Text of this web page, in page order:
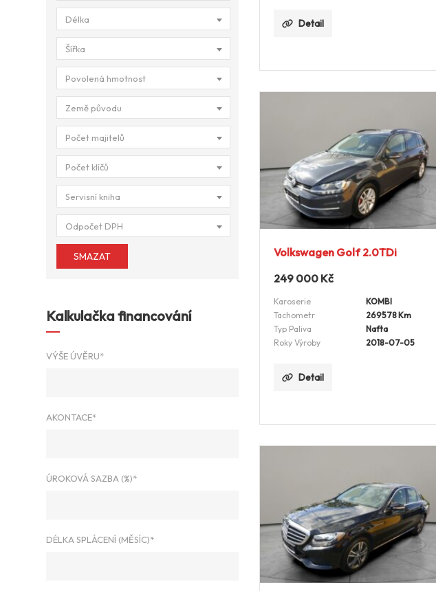
Délka
Šířka
Povolená hmotnost
Země původu
Počet majitelů
Počet klíčů
Servisní kniha
Odpočet DPH
SMAZAT
Kalkulačka financování
VÝŠE ÚVĚRU*
AKONTACE*
ÚROKOVÁ SAZBA (%)*
DÉLKA SPLÁCENÍ (MĚSÍC)*
Detail
Volkswagen Golf 2.0TDi
249 000 Kč
Karoserie
KOMBI
Tachometr
269578 Km
Typ Paliva
Nafta
Roky Výroby
2018-07-05
Detail